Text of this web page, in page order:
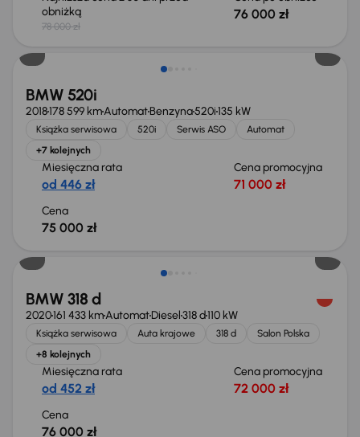
obniżką
78 000 zł
76 000 zł
BMW 520i
2018178 599 kmAutomatBenzyna520i135 kW
Książka serwisowa 520i Serwis ASO
Automat
+7 kolejnych
Miesięczna rata
od 446 zł
Cena promocyjna
71 000 zł
Cena
75 000 zł
BMW 318 d
2020161 433 kmAutomatDiesel318 d110 kW
Książka serwisowa Auta krajowe 318 d
Salon Polska
+8 kolejnych
Miesięczna rata
od 452 zł
Cena promocyjna
72 000 zł
Cena
76 000 zł